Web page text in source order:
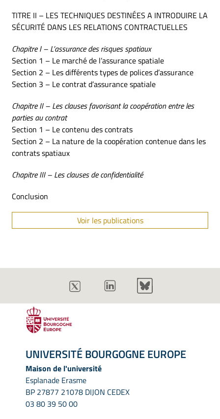
TITRE II – LES TECHNIQUES DESTINÉES A INTRODUIRE LA
SÉCURITÉ DANS LES RELATIONS CONTRACTUELLES
Chapitre I – L’assurance des risques spatiaux
Section 1 – Le marché de l’assurance spatiale
Section 2 – Les différents types de polices d’assurance
Section 3 – Le contrat d’assurance spatiale
Chapitre II – Les clauses favorisant la coopération entre les
parties au contrat
Section 1 – Le contenu des contrats
Section 2 – La nature de la coopération contenue dans les
contrats spatiaux
Chapitre III – Les clauses de confidentialité
Conclusion
Voir les publications
UNIVERSITÉ BOURGOGNE EUROPE
Maison de l'université
Esplanade Erasme
BP 27877 21078 DIJON CEDEX
03 80 39 50 00